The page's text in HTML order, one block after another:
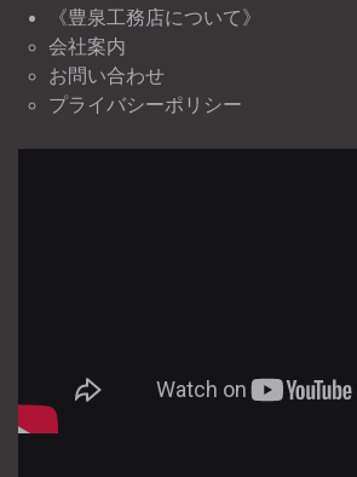
《豊泉工務店について》
会社案内
お問い合わせ
プライバシーポリシー